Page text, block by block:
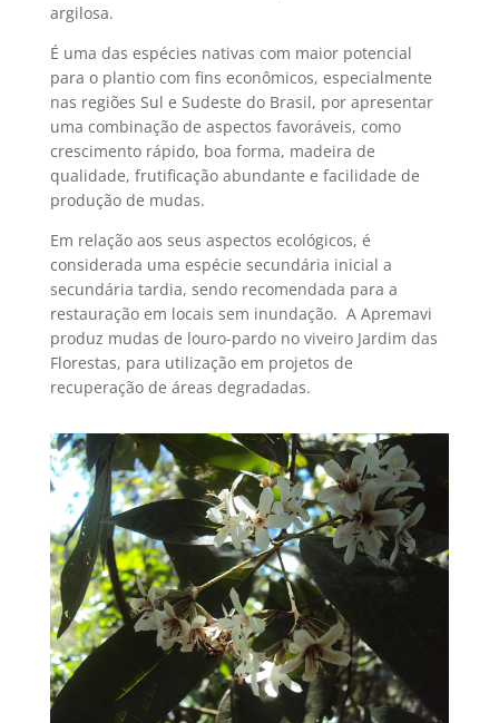
argilosa.
É uma das espécies nativas com maior potencial
para o plantio com fins econômicos, especialmente
nas regiões Sul e Sudeste do Brasil, por apresentar
uma combinação de aspectos favoráveis, como
crescimento rápido, boa forma, madeira de
qualidade, frutificação abundante e facilidade de
produção de mudas.
Em relação aos seus aspectos ecológicos, é
considerada uma espécie secundária inicial a
secundária tardia, sendo recomendada para a
restauração em locais sem inundação. A Apremavi
produz mudas de louro-pardo no viveiro Jardim das
Florestas, para utilização em projetos de
recuperação de áreas degradadas.